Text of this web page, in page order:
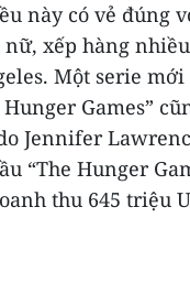
này có vẻ đúng
nữ, xếp hàng
Một serie mới
Games”
Jennifer
“The Hunger
thu 645 triệu